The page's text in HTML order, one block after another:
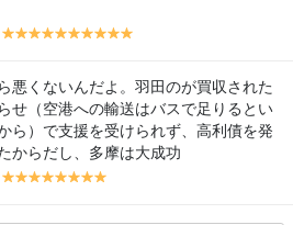
y
lo
w
y
lo
w
y
lo
w
y
lo
w
y
lo
w
y
lo
w
y
lo
w
y
lo
w
y
lo
ww
悪くないんだよ。羽田のが買収された
せ（空港への輸送はバスで足りるとい
ら）で支援を受けられず、高利債を発
からだし、多摩は大成功
y y y y y y y